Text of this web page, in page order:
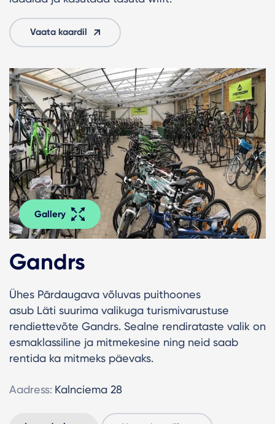
Vaata kaardil
Gallery
Gandrs
Ühes Pārdaugava võluvas puithoones
asub Läti suurima valikuga turismivarustuse
rendiettevõte Gandrs. Sealne rendirataste valik on
esmaklassiline ja mitmekesine ning neid saab
rentida ka mitmeks päevaks.
Aadress: Kalnciema 28